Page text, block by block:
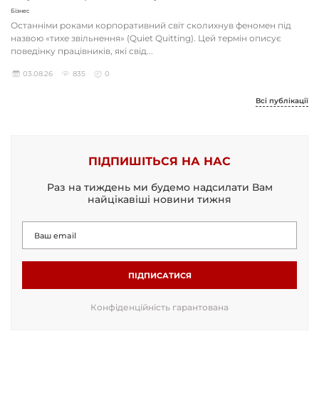
Бізнес
Останніми роками корпоративний світ сколихнув феномен під
назвою «тихе звільнення» (Quiet Quitting). Цей термін описує
поведінку працівників, які свід...
03.08.26 835 0
Всі публікації
ПІДПИШІТЬСЯ НА НАС
Раз на тиждень ми будемо надсилати Вам
найцікавіші новини тижня
ПІДПИСАТИСЯ
Конфіденційність гарантована